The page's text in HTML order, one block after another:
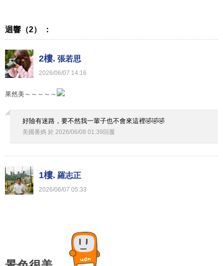
迴響（2） ：
2樓. 張若思
2026/06/07 14:16
果然美～～～～～
好險有迷路，要不然我一輩子也不會來這裡🤣🤣🤣
美國番媽 於 2026/06/08 01:39 回覆
1樓. 羅志正
2026/06/07 05:33